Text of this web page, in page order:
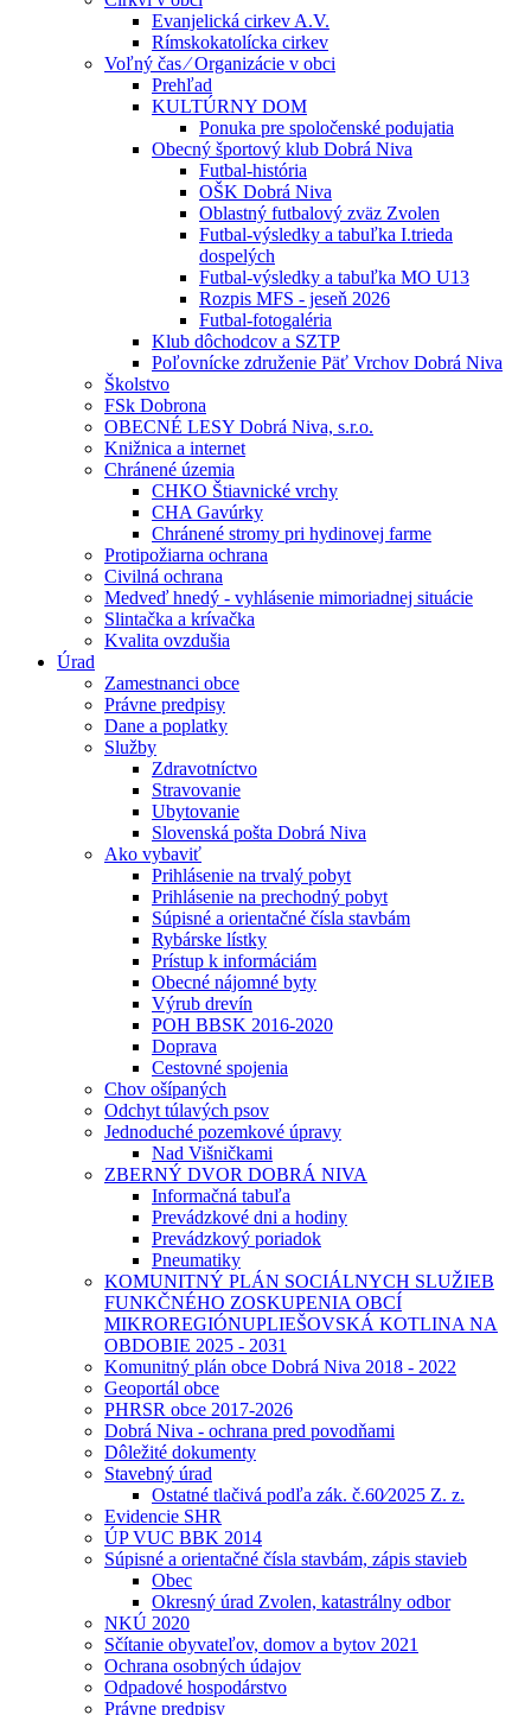
Evanjelická cirkev A.V.
Rímskokatolícka cirkev
Voľný čas ⁄ Organizácie v obci
Prehľad
KULTÚRNY DOM
Ponuka pre spoločenské podujatia
Obecný športový klub Dobrá Niva
Futbal-história
OŠK Dobrá Niva
Oblastný futbalový zväz Zvolen
Futbal-výsledky a tabuľka I.trieda
dospelých
Futbal-výsledky a tabuľka MO U13
Rozpis MFS - jeseň 2026
Futbal-fotogaléria
Klub dôchodcov a SZTP
Poľovnícke združenie Päť Vrchov Dobrá Niva
Školstvo
FSk Dobrona
OBECNÉ LESY Dobrá Niva, s.r.o.
Knižnica a internet
Chránené územia
CHKO Štiavnické vrchy
CHA Gavúrky
Chránené stromy pri hydinovej farme
Protipožiarna ochrana
Civilná ochrana
Medveď hnedý - vyhlásenie mimoriadnej situácie
Slintačka a krívačka
Kvalita ovzdušia
Úrad
Zamestnanci obce
Právne predpisy
Dane a poplatky
Služby
Zdravotníctvo
Stravovanie
Ubytovanie
Slovenská pošta Dobrá Niva
Ako vybaviť
Prihlásenie na trvalý pobyt
Prihlásenie na prechodný pobyt
Súpisné a orientačné čísla stavbám
Rybárske lístky
Prístup k informáciám
Obecné nájomné byty
Výrub drevín
POH BBSK 2016-2020
Doprava
Cestovné spojenia
Chov ošípaných
Odchyt túlavých psov
Jednoduché pozemkové úpravy
Nad Višničkami
ZBERNÝ DVOR DOBRÁ NIVA
Informačná tabuľa
Prevádzkové dni a hodiny
Prevádzkový poriadok
Pneumatiky
KOMUNITNÝ PLÁN SOCIÁLNYCH SLUŽIEB
FUNKČNÉHO ZOSKUPENIA OBCÍ
MIKROREGIÓNUPLIEŠOVSKÁ KOTLINA NA
OBDOBIE 2025 - 2031
Komunitný plán obce Dobrá Niva 2018 - 2022
Geoportál obce
PHRSR obce 2017-2026
Dobrá Niva - ochrana pred povodňami
Dôležité dokumenty
Stavebný úrad
Ostatné tlačivá podľa zák. č.60⁄2025 Z. z.
Evidencie SHR
ÚP VUC BBK 2014
Súpisné a orientačné čísla stavbám, zápis stavieb
Obec
Okresný úrad Zvolen, katastrálny odbor
NKÚ 2020
Sčítanie obyvateľov, domov a bytov 2021
Ochrana osobných údajov
Odpadové hospodárstvo
Právne predpisy